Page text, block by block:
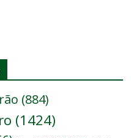
(884)
(1424)